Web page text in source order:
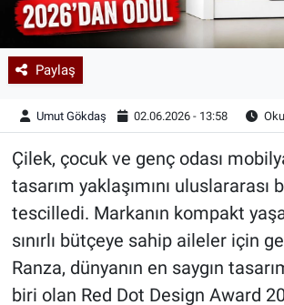
Paylaş
Umut Gökdaş 02.06.2026 - 13:58
Çilek, çocuk ve genç odası
tasarım yaklaşımını uluslararası
tescilledi. Markanın kompakt
sınırlı bütçeye sahip aileler için
Ranza, dünyanın en saygın
biri olan Red Dot Design Award
Teknoloji
Yazarlar